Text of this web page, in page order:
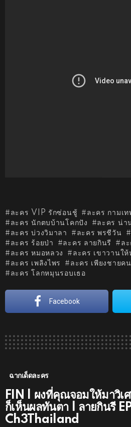
ละคร VIP รักซ่อนชู้
ละคร กามเท
ละคร นักตบบ้านโคกปัง
ละคร น่า
ละคร บ่วงวิมาลา
ละคร พรชีวัน
ละคร ร้อยป่า
ละคร ลายกินรี
ล
ละคร หมอหลวง
ละคร เขาวานใ
ละคร เพลิงไพร
ละคร เพียงชายค
ละคร โลกหมุนรอบเธอ
Facebook
ฉากเด็ดละคร
FIN | ผงที่คุณจอมให้มาวิเ
ก็เห็นผลทันตา | ลายกินรี
Ch3Thailand